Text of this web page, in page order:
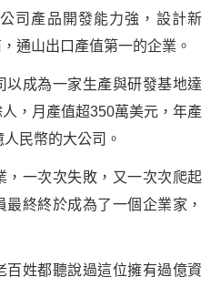
司產品開發能力強，設計新
通山出口產值第一的企業。
以成為一家生產與研發基地達
，月產值超350萬美元，年產
民幣的大公司。
，一次次失敗，又一次次爬起
終終於成為了一個企業家，
姓都聽說過這位擁有過億資